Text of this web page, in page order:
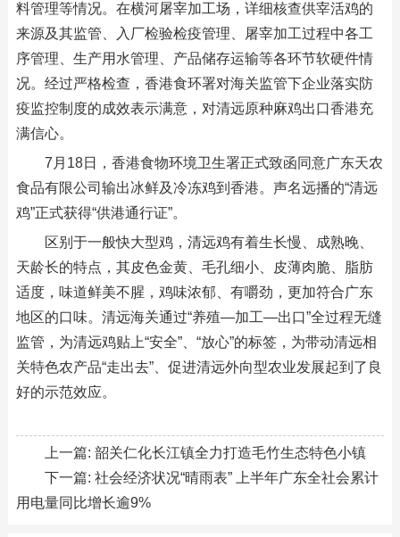
料管理等情况。在横河屠宰加工场，详细核查供宰活鸡的
来源及其监管、入厂检验检疫管理、屠宰加工过程中各工
序管理、生产用水管理、产品储存运输等各环节软硬件情
况。经过严格检查，香港食环署对海关监管下企业落实防
疫监控制度的成效表示满意，对清远原种麻鸡出口香港充
满信心。
7月18日，香港食物环境卫生署正式致函同意广东天农
食品有限公司输出冰鲜及冷冻鸡到香港。声名远播的“清远
鸡”正式获得“供港通行证”。
区别于一般快大型鸡，清远鸡有着生长慢、成熟晚、
天龄长的特点，其皮色金黄、毛孔细小、皮薄肉脆、脂肪
适度，味道鲜美不腥，鸡味浓郁、有嚼劲，更加符合广东
地区的口味。清远海关通过“养殖—加工—出口”全过程无缝
监管，为清远鸡贴上“安全”、“放心”的标签，为带动清远相
关特色农产品“走出去”、促进清远外向型农业发展起到了良
好的示范效应。
上一篇: 韶关仁化长江镇全力打造毛竹生态特色小镇
下一篇: 社会经济状况“晴雨表” 上半年广东全社会累计
用电量同比增长逾9%